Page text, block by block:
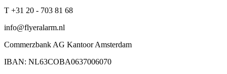
T +31 20 - 703 81 68
info@flyeralarm.nl
Commerzbank AG Kantoor Amsterdam
IBAN: NL63COBA0637006070